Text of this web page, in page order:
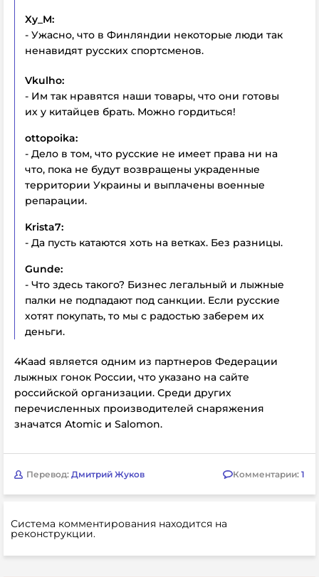
Xy_M:
- Ужасно, что в Финляндии некоторые люди так
ненавидят русских спортсменов.
Vkulho:
- Им так нравятся наши товары, что они готовы
их у китайцев брать. Можно гордиться!
ottopoika:
- Дело в том, что русские не имеет права ни на
что, пока не будут возвращены украденные
территории Украины и выплачены военные
репарации.
Krista7:
- Да пусть катаются хоть на ветках. Без разницы.
Gunde:
- Что здесь такого? Бизнес легальный и лыжные
палки не подпадают под санкции. Если русские
хотят покупать, то мы с радостью заберем их
деньги.
4Kaad является одним из партнеров Федерации
лыжных гонок России, что указано на сайте
российской организации. Среди других
перечисленных производителей снаряжения
значатся Atomic и Salomon.
Перевод: Дмитрий Жуков Комментарии: 1
Система комментирования находится на
реконструкции.